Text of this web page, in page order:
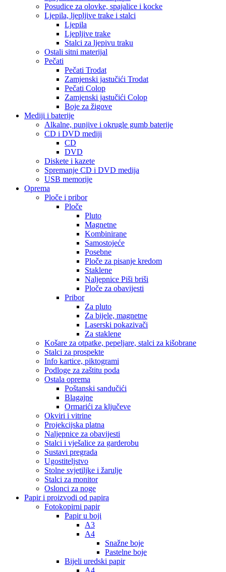
Posudice za olovke, spajalice i kocke
Ljepila, ljepljive trake i stalci
Ljepila
Ljepljive trake
Stalci za ljepivu traku
Ostali sitni materijal
Pečati
Pečati Trodat
Zamjenski jastučići Trodat
Pečati Colop
Zamjenski jastučići Colop
Boje za žigove
Mediji i baterije
Alkalne, punjive i okrugle gumb baterije
CD i DVD mediji
CD
DVD
Diskete i kazete
Spremanje CD i DVD medija
USB memorije
Oprema
Ploče i pribor
Ploče
Pluto
Magnetne
Kombinirane
Samostojeće
Posebne
Ploče za pisanje kredom
Staklene
Naljepnice Piši briši
Ploče za obavijesti
Pribor
Za pluto
Za bijele, magnetne
Laserski pokazivači
Za staklene
Košare za otpatke, pepeljare, stalci za kišobrane
Stalci za prospekte
Info kartice, piktogrami
Podloge za zaštitu poda
Ostala oprema
Poštanski sandučići
Blagajne
Ormarići za ključeve
Okviri i vitrine
Projekcijska platna
Naljepnice za obavijesti
Stalci i vješalice za garderobu
Sustavi pregrada
Ugostiteljstvo
Stolne svjetiljke i žarulje
Stalci za monitor
Oslonci za noge
Papir i proizvodi od papira
Fotokopirni papir
Papir u boji
A3
A4
Snažne boje
Pastelne boje
Bijeli uredski papir
A4